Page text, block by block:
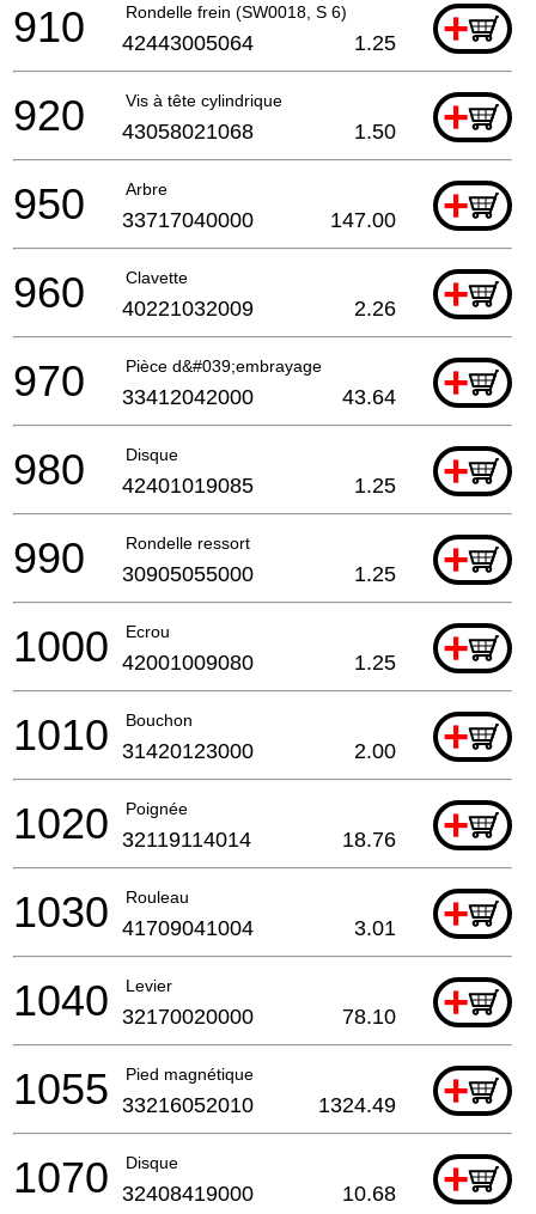
Rondelle frein (SW0018, S 6) +
910 42443005064 1.25
Vis à tête cylindrique +
920 43058021068 1.50
Arbre +
950 33717040000 147.00
Clavette +
960 40221032009 2.26
Pièce d&#039;embrayage +
970 33412042000 43.64
Disque +
980 42401019085 1.25
Rondelle ressort +
990 30905055000 1.25
Ecrou +
1000 42001009080 1.25
Bouchon +
1010 31420123000 2.00
Poignée +
1020 32119114014 18.76
Rouleau +
1030 41709041004 3.01
Levier +
1040 32170020000 78.10
Pied magnétique +
1055 33216052010 1324.49
Disque +
1070 32408419000 10.68